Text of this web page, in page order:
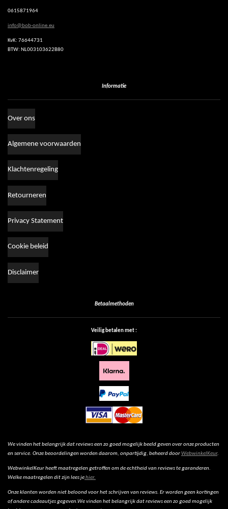
p
0615871964
info@bob-online.eu
KvK: 76644731
BTW: NL003103622B80
Informatie
Over ons
Algemene voorwaarden
Klachtenregeling
Retourneren
Privacy Statement
Cookie beleid
Disclaimer
Betaalmethoden
Veilig betalen met :
We vinden het belangrijk dat reviews een zo goed mogelijk beeld geven over onze producten
en service. Onze beoordelingen worden daarom, onpartijdig, beheerd doorWebwinkelKeur.
WebwinkelKeur heeft maatregelen getroffen om de echtheid van reviews te garanderen.
Welke maatregelen dit zijn lees jehier.
Onze klanten worden niet beloond voor het schrijven van reviews. Er worden geen kortingen
of andere cadeautjes gegeven.We vinden het belangrijk dat reviews een zo goed mogelijk